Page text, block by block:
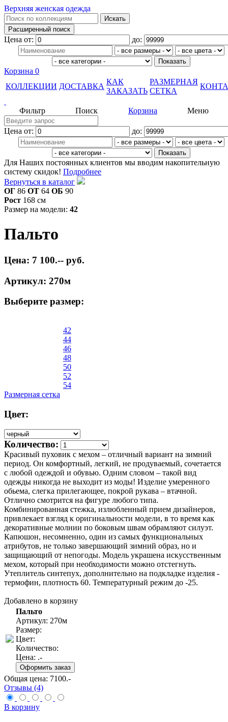
Верхняя женская одежда
Цена от: до:
Корзина 0
КОЛЛЕКЦИИ ДОСТАВКА
КАК
ЗАКАЗАТЬ
РАЗМЕРНАЯ
СЕТКА
Меню
Корзина
Поиск
Фильтр
Цена от: до:
Для Наших постоянных клиентов мы вводим накопительную
систему скидок! Подробнее
Вернуться в каталог
ОГ 86 ОТ 64 ОБ 90
Рост 168 см
Размер на модели: 42
Пальто
Цена: 7 100.-- руб.
Артикул: 270м
Выберите размер:
42
44
46
48
50
52
54
Размерная сетка
Цвет:
Количество:
Красивый пуховик с мехом – отличный вариант на зимний
период. Он комфортный, легкий, не продуваемый, сочетается
с любой одеждой и обувью. Одним словом – такой вид
одежды никогда не выходит из моды! Изделие умеренного
обьема, слегка прилегающее, покрой рукава – втачной.
Отлично смотрится на фигуре любого типа.
Комбинированная стежка, излюбленный прием дизайнеров,
привлекает взгляд к оригинальности модели, в то время как
декоративные молнии по боковым швам обрамляют силуэт.
Капюшон, несомненно, один из самых функциональных
атрибутов, не только завершающий зимний образ, но и
защищающий от непогоды. Модель украшена искусственным
мехом, который при необходимости можно отстегнуть.
Утеплитель синтепух, дополнительно на подкладке изделия -
термофин, плотность 60. Температурный режим до -25.
Добавлено в корзину
Пальто
Артикул: 270м
Размер:
Цвет:
Количество:
Цена: .-
Общая цена: 7100.-
Отзывы (4)
В корзину